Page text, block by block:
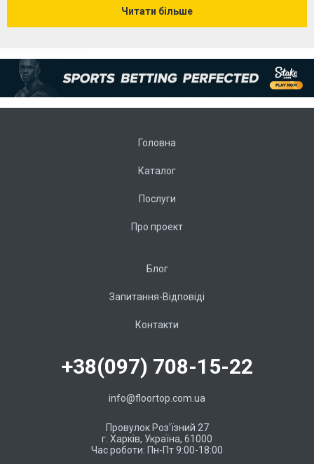
Читати більше
Головна
Каталог
Послуги
Про проект
Блог
Запитання-Відповіді
Контакти
+38(097) 708-15-22
info@floortop.com.ua
Провулок Роз'їзний 27
г. Харків, Україна, 61000
Час роботи: Пн-Пт 9:00-18:00